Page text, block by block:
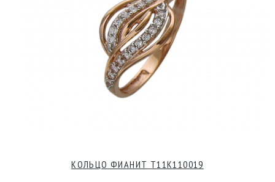
КОЛЬЦО ФИАНИТ Т11К110019